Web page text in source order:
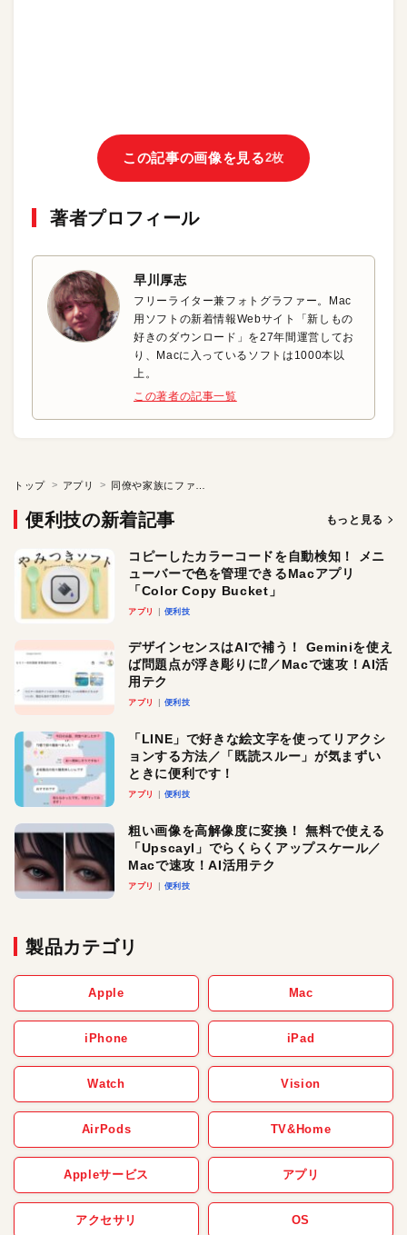
この記事の画像を見る2枚
著者プロフィール
早川厚志
フリーライター兼フォトグラファー。Mac
用ソフトの新着情報Webサイト「新しもの
好きのダウンロード」を27年間運営してお
り、Macに入っているソフトは1000本以
上。
この著者の記事一覧
トップ アプリ
便利技の新着記事 もっと見る
コピーしたカラーコードを自動検知！ メニ
ューバーで色を管理できるMacアプリ
「Color Copy Bucket」
アプリ 便利技
デザインセンスはAIで補う！ Geminiを使え
ば問題点が浮き彫りに⁉︎／Macで速攻！AI活
用テク
アプリ 便利技
「LINE」で好きな絵文字を使ってリアクシ
ョンする方法／「既読スルー」が気まずい
ときに便利です！
アプリ 便利技
粗い画像を高解像度に変換！ 無料で使える
「Upscayl」でらくらくアップスケール／
Macで速攻！AI活用テク
アプリ 便利技
製品カテゴリ
Apple Mac
iPhone iPad
Watch Vision
AirPods TV&Home
Appleサービス アプリ
アクセサリ OS